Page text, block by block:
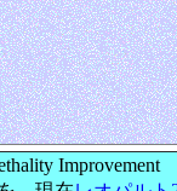
Improvement